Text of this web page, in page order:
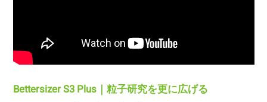
Bettersizer S3 Plus｜粒子研究を更に広げる